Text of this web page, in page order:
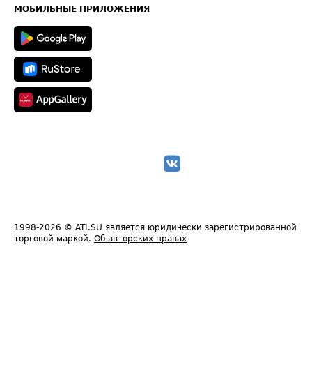
Техническая информация
МОБИЛЬНЫЕ ПРИЛОЖЕНИЯ
1998-2026 © ATI.SU является юридически зарегистрированной
торговой маркой. Об авторских правах